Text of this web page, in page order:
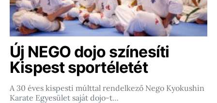
Új NEGO dojo színesíti
Kispest sportéletét
A 30 éves kispesti múlttal rendelkező Nego Kyokushin
Karate Egyesület saját dojo-t…